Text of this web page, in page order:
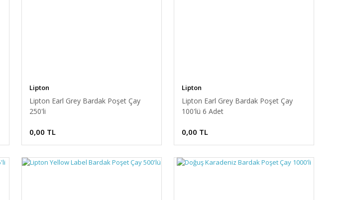
Lipton
Lipton Earl Grey Bardak Poşet Çay
250'li
0,00 TL
Lipton
Lipton Earl Grey Bardak Poşet Çay
100'lü 6 Adet
0,00 TL